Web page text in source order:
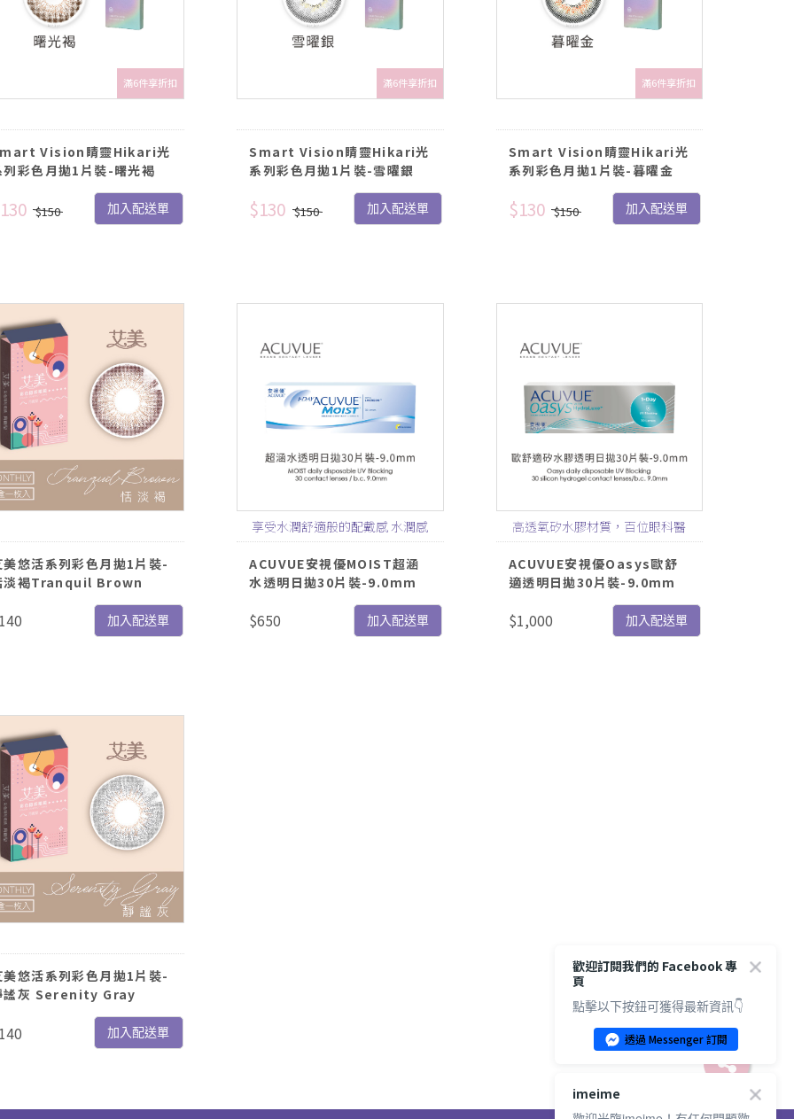
滿6件享折扣
Vision睛靈Hikari光
列彩色月拋1片裝-曙光褐
$150 加入配送單
滿6件享折扣
Smart Vision睛靈Hikari光
系列彩色月拋1片裝-雪曜銀
$130 $150 加入配送單
滿6件享折扣
Smart Vision睛靈Hikari光
系列彩色月拋1片裝-暮曜金
$130 $150 加入配送單
美悠活系列彩色月拋1片裝-
淡褐Tranquil Brown
加入配送單
享受水潤舒適般的配戴感 水潤感
↑獨特LACREON®水凝科技
ACUVUE安視優MOIST超涵
水透明日拋30片裝-9.0mm
$650 加入配送單
高透氧矽水膠材質，百位眼科醫
生親身體驗推薦，舒適配戴14小
時！
ACUVUE安視優Oasys歐舒
適透明日拋30片裝-9.0mm
$1,000 加入配送單
美悠活系列彩色月拋1片裝-
謐灰 Serenity Gray
加入配送單
歡迎訂閱我們的 Facebook 專
頁
點擊以下按鈕可獲得最新資訊👇
透過 Messenger 訂閱
imeime